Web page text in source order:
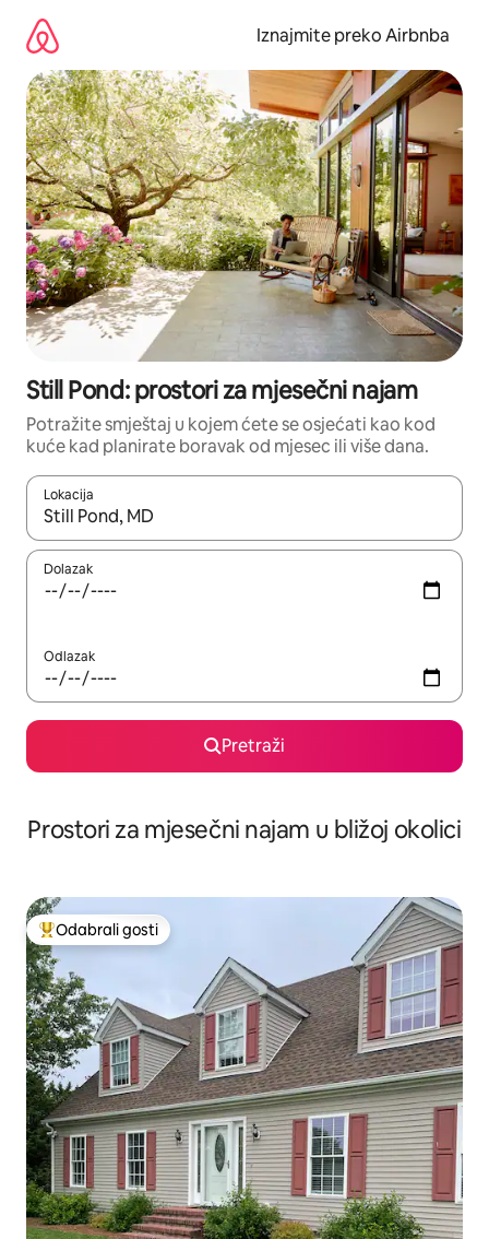
sadržaj
Iznajmite preko Airbnba
Still Pond: prostori za mjesečni najam
Potražite smještaj u kojem ćete se osjećati kao kod
kuće kad planirate boravak od mjesec ili više dana.
Lokacija
Kada budu dostupni rezultati, moći ćete ih pregledati
Dolazak
Odlazak
Pretraži
Prostori za mjesečni najam u bližoj okolici
Među najviše rangiranima s oznakom „Odabrali gosti”
Odabrali gosti